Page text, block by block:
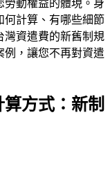
勞動權益的體現。身
何計算、有哪些細節
灣資遣費的新舊制規
例，讓您不再對資遣
方式：新制